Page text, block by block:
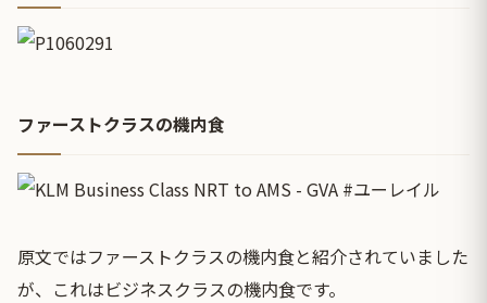
ファーストクラスの機内食
原文ではファーストクラスの機内食と紹介されていました
が、これはビジネスクラスの機内食です。